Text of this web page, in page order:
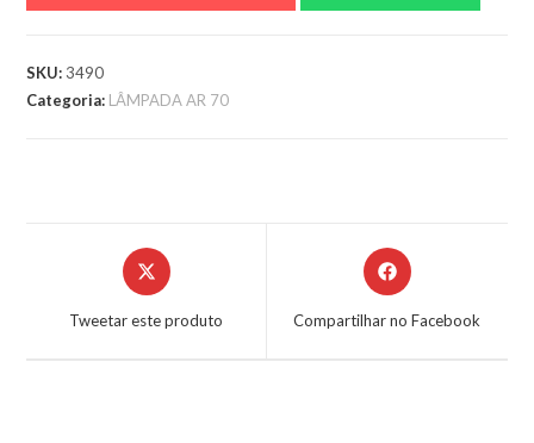
SKU: 3490
Categoria: LÂMPADA AR 70
Tweetar este produto Compartilhar no Facebook